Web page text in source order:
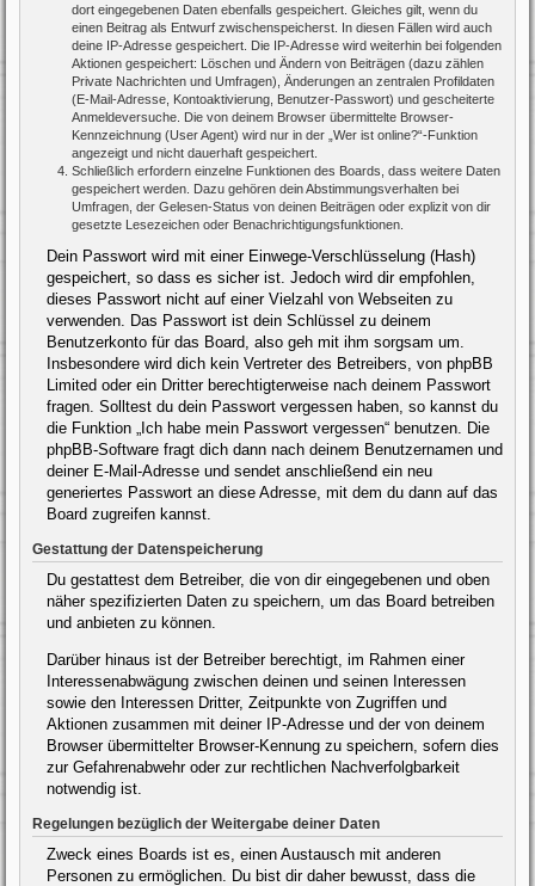
dort eingegebenen Daten ebenfalls gespeichert. Gleiches gilt, wenn du
einen Beitrag als Entwurf zwischenspeicherst. In diesen Fällen wird auch
deine IP-Adresse gespeichert. Die IP-Adresse wird weiterhin bei folgenden
Aktionen gespeichert: Löschen und Ändern von Beiträgen (dazu zählen
Private Nachrichten und Umfragen), Änderungen an zentralen Profildaten
(E-Mail-Adresse, Kontoaktivierung, Benutzer-Passwort) und gescheiterte
Anmeldeversuche. Die von deinem Browser übermittelte Browser-
Kennzeichnung (User Agent) wird nur in der „Wer ist online?“-Funktion
angezeigt und nicht dauerhaft gespeichert.
Schließlich erfordern einzelne Funktionen des Boards, dass weitere Daten
gespeichert werden. Dazu gehören dein Abstimmungsverhalten bei
Umfragen, der Gelesen-Status von deinen Beiträgen oder explizit von dir
gesetzte Lesezeichen oder Benachrichtigungsfunktionen.
Dein Passwort wird mit einer Einwege-Verschlüsselung (Hash)
gespeichert, so dass es sicher ist. Jedoch wird dir empfohlen,
dieses Passwort nicht auf einer Vielzahl von Webseiten zu
verwenden. Das Passwort ist dein Schlüssel zu deinem
Benutzerkonto für das Board, also geh mit ihm sorgsam um.
Insbesondere wird dich kein Vertreter des Betreibers, von phpBB
Limited oder ein Dritter berechtigterweise nach deinem Passwort
fragen. Solltest du dein Passwort vergessen haben, so kannst du
die Funktion „Ich habe mein Passwort vergessen“ benutzen. Die
phpBB-Software fragt dich dann nach deinem Benutzernamen und
deiner E-Mail-Adresse und sendet anschließend ein neu
generiertes Passwort an diese Adresse, mit dem du dann auf das
Board zugreifen kannst.
Gestattung der Datenspeicherung
Du gestattest dem Betreiber, die von dir eingegebenen und oben
näher spezifizierten Daten zu speichern, um das Board betreiben
und anbieten zu können.
Darüber hinaus ist der Betreiber berechtigt, im Rahmen einer
Interessenabwägung zwischen deinen und seinen Interessen
sowie den Interessen Dritter, Zeitpunkte von Zugriffen und
Aktionen zusammen mit deiner IP-Adresse und der von deinem
Browser übermittelter Browser-Kennung zu speichern, sofern dies
zur Gefahrenabwehr oder zur rechtlichen Nachverfolgbarkeit
notwendig ist.
Regelungen bezüglich der Weitergabe deiner Daten
Zweck eines Boards ist es, einen Austausch mit anderen
Personen zu ermöglichen. Du bist dir daher bewusst, dass die